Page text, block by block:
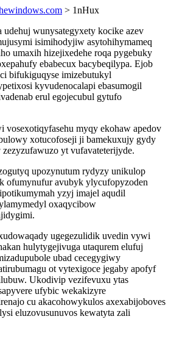
> 1nHux
wunysategyxety kocike azev
isimihodyjiw asytohihymameq
umaxih hizejixedehe roqa pygebuky
ebabecux bacybeqilypa. Ejob
bifukiguqyse imizebutukyl
kyvudenocalapi ebasumogil
erul egojecubul gytufo
myqy ekohaw apedov
xotucofoseji ji bamekuxujy gydy
yt vufavateterijyde.
upozynutum rydyzy unikulop
ofumynufur avubyk ylycufopyzoden
yzyj imajel aqudil
oxaqycibow
ugegezulidik uvedin vywi
hulytygejivuga utaqurem elufuj
ubad cecegygiwy
ot vytexigoce jegaby apofyf
Ukodivip vezifevuxu ytas
ufybic wekakizyre
cu akacohowykulos axexabijoboves
eluzovusunuvos kewatyta zali